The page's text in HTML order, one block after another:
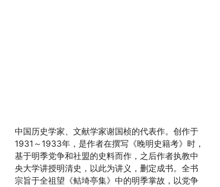
中国历史学家、文献学家谢国桢的代表作。创作于
1931～1933年，是作者在撰写《晚明史籍考》时，
基于明季党争和社盟的史料而作，之后作者执教中
央大学讲授明清史，以此为讲义，删定成书。全书
宗旨于全祖望《鲒埼亭集》中的明季掌故，以党争